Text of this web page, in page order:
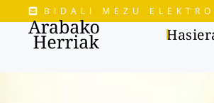
BIDALI MEZU